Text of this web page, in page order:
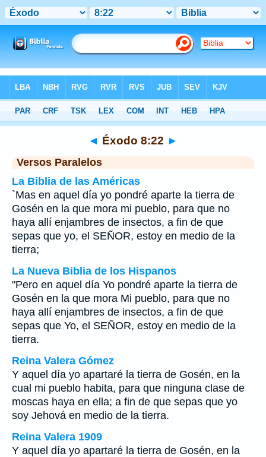
>Éxodo> Capítulo 8> Verso 22
◄ Éxodo 8:22 ►
Versos Paralelos
La Biblia de las Américas
`Mas en aquel día yo pondré aparte la tierra de
Gosén en la que mora mi pueblo, para que no
haya allí enjambres de insectos, a fin de que
sepas que yo, el SEÑOR, estoy en medio de la
tierra;
La Nueva Biblia de los Hispanos
"Pero en aquel día Yo pondré aparte la tierra de
Gosén en la que mora Mi pueblo, para que no
haya allí enjambres de insectos, a fin de que
sepas que Yo, el SEÑOR, estoy en medio de la
tierra.
Reina Valera Gómez
Y aquel día yo apartaré la tierra de Gosén, en la
cual mi pueblo habita, para que ninguna clase de
moscas haya en ella; a fin de que sepas que yo
soy Jehová en medio de la tierra.
Reina Valera 1909
Y aquel día yo apartaré la tierra de Gosén, en la